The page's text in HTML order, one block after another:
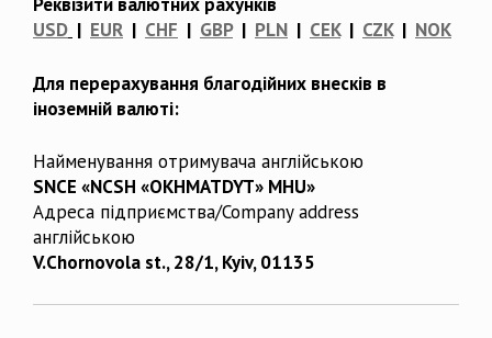
USD | EUR | CHF | GBP| PLN | CEK| CZK| NOK
Для перерахування благодійних внесків в
іноземній валюті:
Найменування отримувача англійською
SNCE «NCSH «OKHMATDYT» MHU»
Адреса підприємства/Company address
англійською
V.Chornovola st., 28/1, Kyiv, 01135